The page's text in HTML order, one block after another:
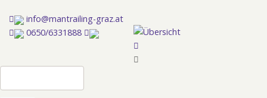
zum
Inhalt
info@mantrailing-graz.at
0650/6331888